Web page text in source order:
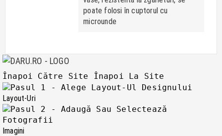
poate folosi în cuptorul cu
microunde
Înapoi Către Site Înapoi La Site
Layout-Uri
Imagini